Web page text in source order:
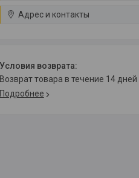
Адрес и контакты
возврат товара в течение 14 дней
Подробнее